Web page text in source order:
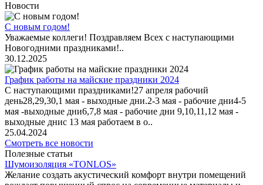
Новости
С новым годом!
Уважаемые коллеги! Поздравляем Всех с наступающими
Новогодними праздниками!..
30.12.2025
График работы на майские праздники 2024
С наступающими праздниками!27 апреля рабочий
день28,29,30,1 мая - выходные дни.2-3 мая - рабочие дни4-5
мая -выходные дни6,7,8 мая - рабочие дни 9,10,11,12 мая -
выходные днис 13 мая работаем в о..
25.04.2024
Смотреть все новости
Полезные статьи
Шумоизоляция «TONLOS»
Желание создать акустический комфорт внутри помещений